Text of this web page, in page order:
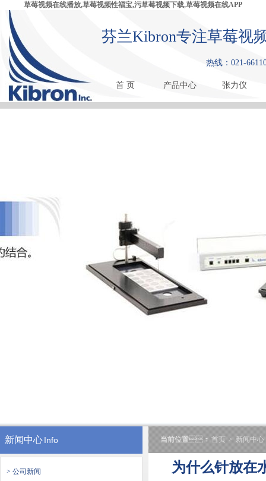
草莓视频在线播放,草莓视频性福宝,污草莓视频下载,草莓视频在线APP
芬兰Kibron专注草莓视
热线：021-
首 页 产品中心 张力仪
新闻中心Info
> 公司新闻
当前位置： 首页 > 新闻中心
为什么针放在水